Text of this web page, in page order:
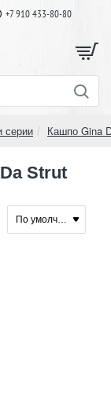
+7 910 433-80-80
серии Кашпо Gina
Strut